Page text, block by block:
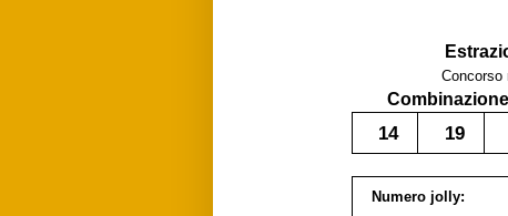
Concorso
14 19
Numero jolly: